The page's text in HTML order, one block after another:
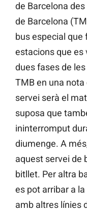
de Barcelona
de Barcelona
bus especial que
estacions que es
dues fases de
TMB en una nota
servei serà el
suposa que
ininterromput
diumenge. A
aquest servei de
bitllet. Per altra
es pot arribar a
amb altres línies